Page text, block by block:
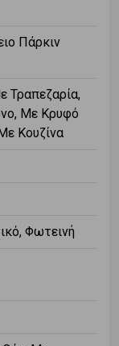
Πάρκιν
Τραπεζαρία,
Με Κρυφό
Κουζίνα
Φωτεινή